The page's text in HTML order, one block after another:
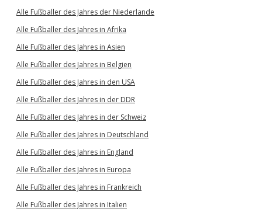
Alle Fußballer des Jahres der Niederlande
Alle Fußballer des Jahres in Afrika
Alle Fußballer des Jahres in Asien
Alle Fußballer des Jahres in Belgien
Alle Fußballer des Jahres in den USA
Alle Fußballer des Jahres in der DDR
Alle Fußballer des Jahres in der Schweiz
Alle Fußballer des Jahres in Deutschland
Alle Fußballer des Jahres in England
Alle Fußballer des Jahres in Europa
Alle Fußballer des Jahres in Frankreich
Alle Fußballer des Jahres in Italien